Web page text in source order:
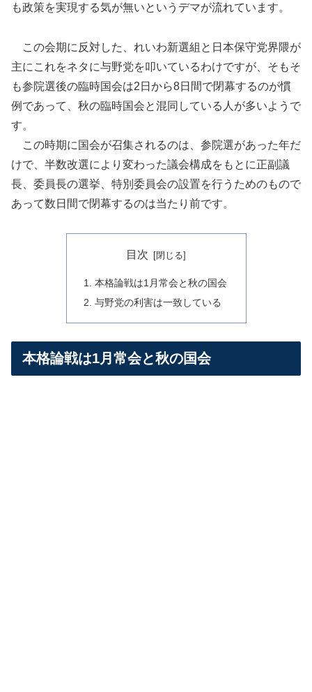
も政策を実現する気が無いというデマが流れています。
この会期に反対した、れいわ新選組と日本保守党界隈が
主にこれをネタに与野党を叩いているわけですが、そもそ
も参院選後の臨時国会は2日から8日間で閉幕するのが慣
例であって、秋の臨時国会と混同している人が多いようで
す。
この時期に国会が召集されるのは、参院選があった年だ
けで、半数改選により変わった議会構成をもとに正副議
長、委員長の選挙、特別委員会の設置を行うためのもので
あって数日間で閉幕するのは当たり前です。
目次
本格論戦は1月常会と秋の国会
与野党の利害は一致している
本格論戦は1月常会と秋の国会